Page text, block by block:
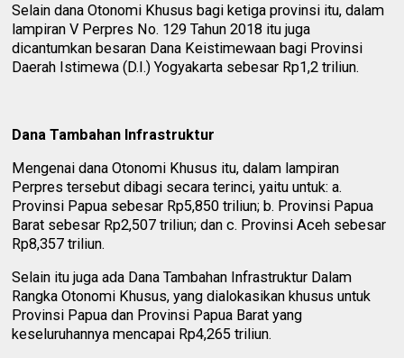
Selain dana Otonomi Khusus bagi ketiga provinsi itu, dalam
lampiran V Perpres No. 129 Tahun 2018 itu juga
dicantumkan besaran Dana Keistimewaan bagi Provinsi
Daerah Istimewa (D.I.) Yogyakarta sebesar Rp1,2 triliun.
Dana Tambahan Infrastruktur
Mengenai dana Otonomi Khusus itu, dalam lampiran
Perpres tersebut dibagi secara terinci, yaitu untuk: a.
Provinsi Papua sebesar Rp5,850 triliun; b. Provinsi Papua
Barat sebesar Rp2,507 triliun; dan c. Provinsi Aceh sebesar
Rp8,357 triliun.
Selain itu juga ada Dana Tambahan Infrastruktur Dalam
Rangka Otonomi Khusus, yang dialokasikan khusus untuk
Provinsi Papua dan Provinsi Papua Barat yang
keseluruhannya mencapai Rp4,265 triliun.